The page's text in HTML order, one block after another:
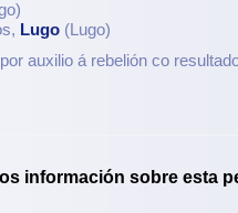
Lugo (Lugo)
auxilio á rebelión co
información sobre esta